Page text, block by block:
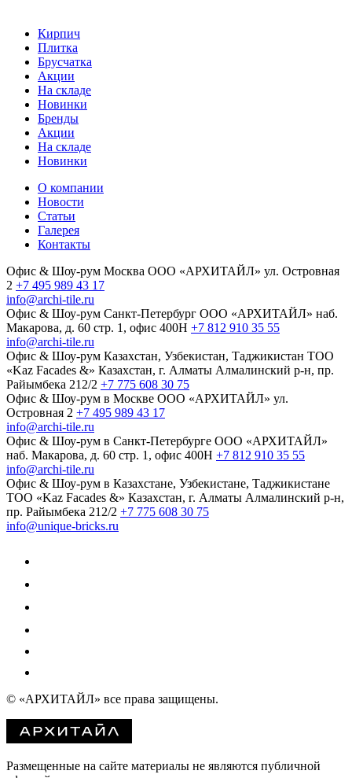
Кирпич
Плитка
Брусчатка
Акции
На складе
Новинки
Бренды
Акции
На складе
Новинки
О компании
Новости
Статьи
Галерея
Контакты
Офис & Шоу-рум Москва ООО «АРХИТАЙЛ» ул. Островная
2 +7 495 989 43 17
info@archi-tile.ru
Офис & Шоу-рум Санкт-Петербург ООО «АРХИТАЙЛ» наб.
Макарова, д. 60 стр. 1, офис 400Н +7 812 910 35 55
info@archi-tile.ru
Офис & Шоу-рум Казахстан, Узбекистан, Таджикистан TOO
«Kaz Facades &» Казахстан, г. Алматы Алмалинский р-н, пр.
Райымбека 212/2 +7 775 608 30 75
Офис & Шоу-рум в Москве ООО «АРХИТАЙЛ» ул.
Островная 2 +7 495 989 43 17
info@archi-tile.ru
Офис & Шоу-рум в Санкт-Петербурге ООО «АРХИТАЙЛ»
наб. Макарова, д. 60 стр. 1, офис 400Н +7 812 910 35 55
info@archi-tile.ru
Офис & Шоу-рум в Казахстане, Узбекистане, Таджикистане
TOO «Kaz Facades &» Казахстан, г. Алматы Алмалинский р-н,
пр. Райымбека 212/2 +7 775 608 30 75
info@unique-bricks.ru
© «АРХИТАЙЛ» все права защищены.
Размещенные на сайте материалы не являются публичной